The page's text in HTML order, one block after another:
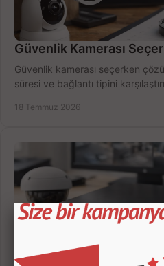
Güvenlik Kamerası
Güvenlik kamerası seçerken
süresi ve bağlantı tipini
18 Temmuz 2026